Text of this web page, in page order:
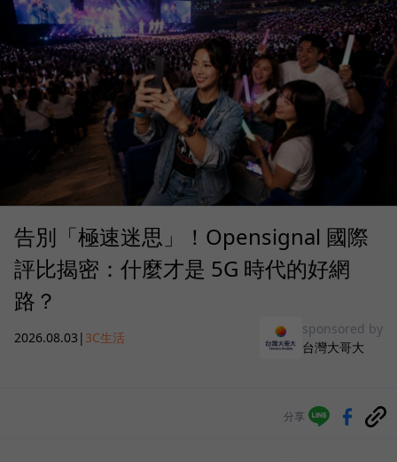
告別「極速迷思」！Opensignal 國際
評比揭密：什麼才是 5G 時代的好網
路？
2026.08.03 | 3C生活
sponsored by
台灣大哥大
分享